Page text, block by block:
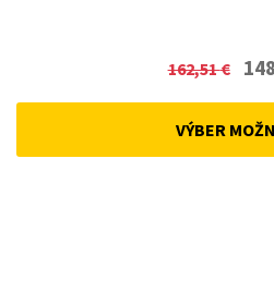
162,51€
was:
VÝBER